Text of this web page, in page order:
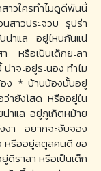
าวใครทำไมดูดีพันนี้
สาวประจวบ รูปร่า
น่าแล อยู่ไหนกันแน่
หรือเป็นเด็กยะลา
าจะอยู่ระนอง ทำไม
อง * บ้านน้องนั้นอยู่
ายังโสด หรืออยู่ใน
าแล อยู่ภูเก็ตหม้าย
งา อยากจะจับจอง
หรืออยู่สตูลคนดี ขอ
ดีราสา หรือเป็นเด็ก